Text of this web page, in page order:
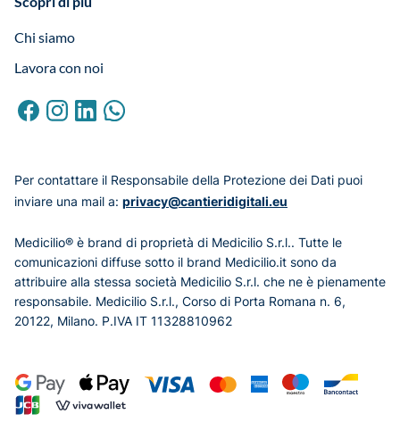
Chi siamo
Lavora con noi
Per contattare il Responsabile della Protezione dei Dati puoi
inviare una mail a: privacy@cantieridigitali.eu
Medicilio® è brand di proprietà di Medicilio S.r.l.. Tutte le
comunicazioni diffuse sotto il brand Medicilio.it sono da
attribuire alla stessa società Medicilio S.r.l. che ne è pienamente
responsabile. Medicilio S.r.l., Corso di Porta Romana n. 6,
20122, Milano. P.IVA IT 11328810962